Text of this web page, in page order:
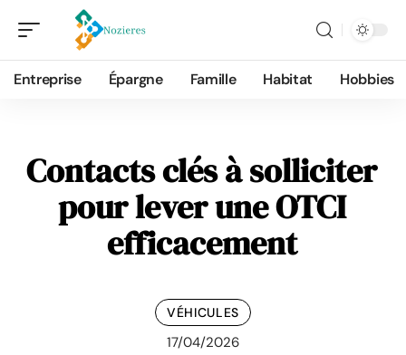
Entreprise Épargne Famille Habitat Hobbies
Contacts clés à solliciter
pour lever une OTCI
efficacement
VÉHICULES
17/04/2026